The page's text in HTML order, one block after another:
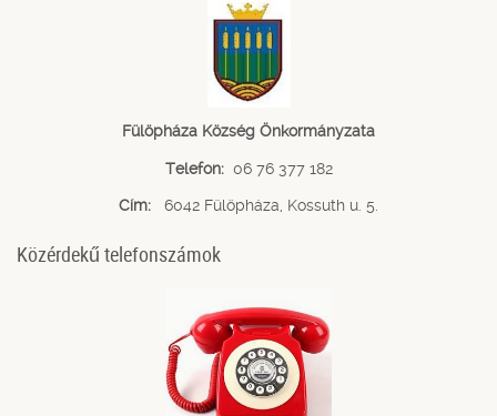
Fülöpháza Község Önkormányzata
Telefon: 06 76 377 182
Cím: 6042 Fülöpháza, Kossuth u. 5.
Közérdekű telefonszámok